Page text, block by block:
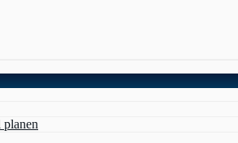
planen